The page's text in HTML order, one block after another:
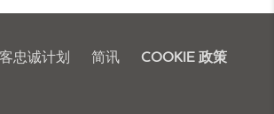
忠诚计划 简讯 COOKIE 政策